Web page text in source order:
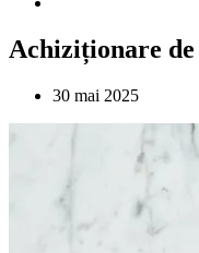
Achiziționare
30 mai 2025